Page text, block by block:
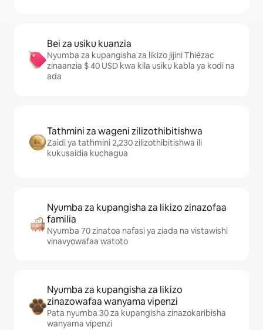
Bei za usiku kuanzia
Nyumba za kupangisha za likizo jijini Thiézac
zinaanzia $ 40 USD kwa kila usiku kabla ya kodi na
ada
Tathmini za wageni zilizothibitishwa
Zaidi ya tathmini 2,230 zilizothibitishwa ili
kukusaidia kuchagua
Nyumba za kupangisha za likizo zinazofaa
familia
Nyumba 70 zinatoa nafasi ya ziada na vistawishi
vinavyowafaa watoto
Nyumba za kupangisha za likizo
zinazowafaa wanyama vipenzi
Pata nyumba 30 za kupangisha zinazokaribisha
wanyama vipenzi